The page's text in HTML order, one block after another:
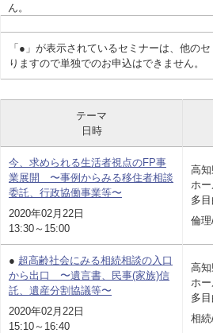
ん。
「●」が表示されているセミナーは、他の
りますので単独でのお申込はできません。
テーマ
日時
今、求められる生活者視点のFP事
業展開 〜事例からみる移住者相談
委託、行政協働事業等〜
2020年02月22日
13:30～15:00
高
ホ
多
倫
● 超高齢社会にみる相続相談の入口
から出口 〜遺言書、民事(家族)信
託、遺産分割協議等〜
2020年02月22日
15:10～16:40
高
ホ
多
相